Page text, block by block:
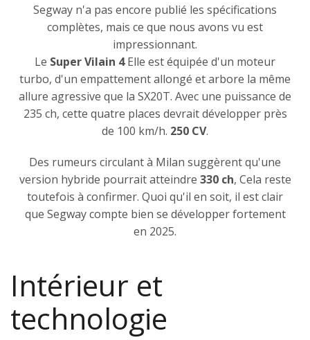
Segway n'a pas encore publié les spécifications
complètes, mais ce que nous avons vu est
impressionnant.
Le Super Vilain 4Elle est équipée d'un moteur
turbo, d'un empattement allongé et arbore la même
allure agressive que la SX20T. Avec une puissance de
235 ch, cette quatre places devrait développer près
de 100 km/h. 250 CV.
Des rumeurs circulant à Milan suggèrent qu'une
version hybride pourrait atteindre 330 ch, Cela reste
toutefois à confirmer. Quoi qu'il en soit, il est clair
que Segway compte bien se développer fortement
en 2025.
Intérieur et
technologie